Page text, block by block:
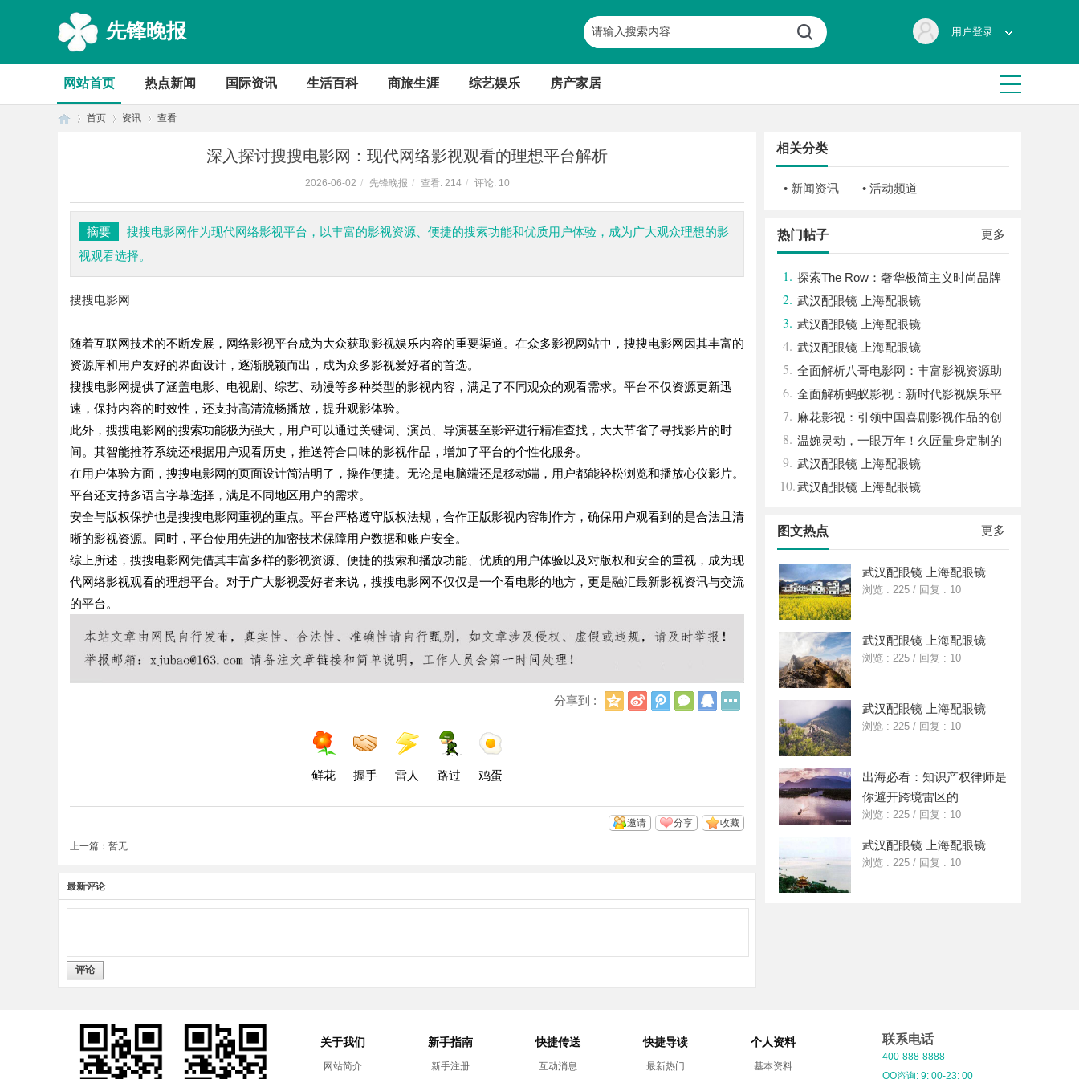
先锋晚报 用户登录
网站首页 热点新闻 国际资讯 生活百科 商旅生涯 综艺娱乐 房产家居
首页 资讯 查看
深入探讨搜搜电影网：现代网络影视观看的理想平台解析
2026-06-02 / 先锋晚报 / 查看: 214 / 评论: 10
摘要
搜搜电影网作为现代网络影视平台，以丰富的影视资源、便捷的搜索功能和优质用户体验，成为广大观众理想的影
视观看选择。
搜搜电影网
随着互联网技术的不断发展，网络影视平台成为大众获取影视娱乐内容的重要渠道。在众多影视网站中，搜搜电影网因其丰富的
资源库和用户友好的界面设计，逐渐脱颖而出，成为众多影视爱好者的首选。
搜搜电影网提供了涵盖电影、电视剧、综艺、动漫等多种类型的影视内容，满足了不同观众的观看需求。平台不仅资源更新迅
速，保持内容的时效性，还支持高清流畅播放，提升观影体验。
此外，搜搜电影网的搜索功能极为强大，用户可以通过关键词、演员、导演甚至影评进行精准查找，大大节省了寻找影片的时
间。其智能推荐系统还根据用户观看历史，推送符合口味的影视作品，增加了平台的个性化服务。
在用户体验方面，搜搜电影网的页面设计简洁明了，操作便捷。无论是电脑端还是移动端，用户都能轻松浏览和播放心仪影片。
平台还支持多语言字幕选择，满足不同地区用户的需求。
安全与版权保护也是搜搜电影网重视的重点。平台严格遵守版权法规，合作正版影视内容制作方，确保用户观看到的是合法且清
晰的影视资源。同时，平台使用先进的加密技术保障用户数据和账户安全。
综上所述，搜搜电影网凭借其丰富多样的影视资源、便捷的搜索和播放功能、优质的用户体验以及对版权和安全的重视，成为现
代网络影视观看的理想平台。对于广大影视爱好者来说，搜搜电影网不仅仅是一个看电影的地方，更是融汇最新影视资讯与交流
的平台。
分享到 :
Q
新
浪
腾
讯
微
信
Q
鲜花 握手 雷人 路过 鸡蛋
收藏
分享
邀请
上一篇：暂无
最新评论
评论
相关分类
• 新闻资讯 • 活动频道
更多
热门帖子
1. 探索The Row：奢华极简主义时尚品牌
的崛起与魅力解析
2. 武汉配眼镜 上海配眼镜
3. 武汉配眼镜 上海配眼镜
4. 武汉配眼镜 上海配眼镜
5. 全面解析八哥电影网：丰富影视资源助
力观影体验升级
6. 全面解析蚂蚁影视：新时代影视娱乐平
台的崛起与发展
7. 麻花影视：引领中国喜剧影视作品的创
新与发展之路
8. 温婉灵动，一眼万年！久匠量身定制的
眉眼唇，才是你整张脸的点睛之笔！淡颜系
女生的气质加分项
9. 武汉配眼镜 上海配眼镜
10.武汉配眼镜 上海配眼镜
更多
图文热点
武汉配眼镜 上海配眼镜
浏览 : 225 / 回复 : 10
武汉配眼镜 上海配眼镜
浏览 : 225 / 回复 : 10
武汉配眼镜 上海配眼镜
浏览 : 225 / 回复 : 10
出海必看：知识产权律师是
你避开跨境雷区的
浏览 : 225 / 回复 : 10
武汉配眼镜 上海配眼镜
浏览 : 225 / 回复 : 10
关于我们
网站简介
新手指南
新手注册
快捷传送
互动消息
快捷导读
最新热门
个人资料
基本资料
联系电话
400-888-8888
QQ咨询: 9: 00-23: 00